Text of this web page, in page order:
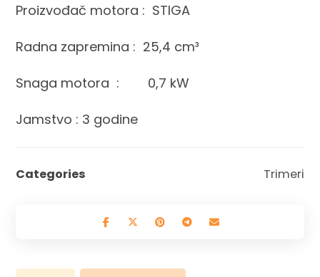
Proizvođač motora : STIGA
Radna zapremina : 25,4 cm³
Snaga motora : 0,7 kW
Jamstvo : 3 godine
Categories Trimeri